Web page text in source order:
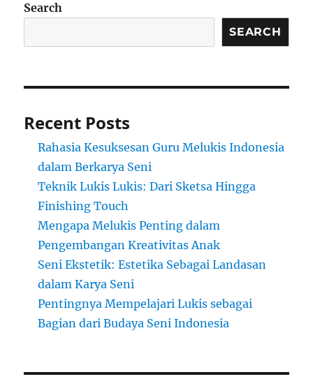
Search
SEARCH
Recent Posts
Rahasia Kesuksesan Guru Melukis Indonesia
dalam Berkarya Seni
Teknik Lukis Lukis: Dari Sketsa Hingga
Finishing Touch
Mengapa Melukis Penting dalam
Pengembangan Kreativitas Anak
Seni Ekstetik: Estetika Sebagai Landasan
dalam Karya Seni
Pentingnya Mempelajari Lukis sebagai
Bagian dari Budaya Seni Indonesia